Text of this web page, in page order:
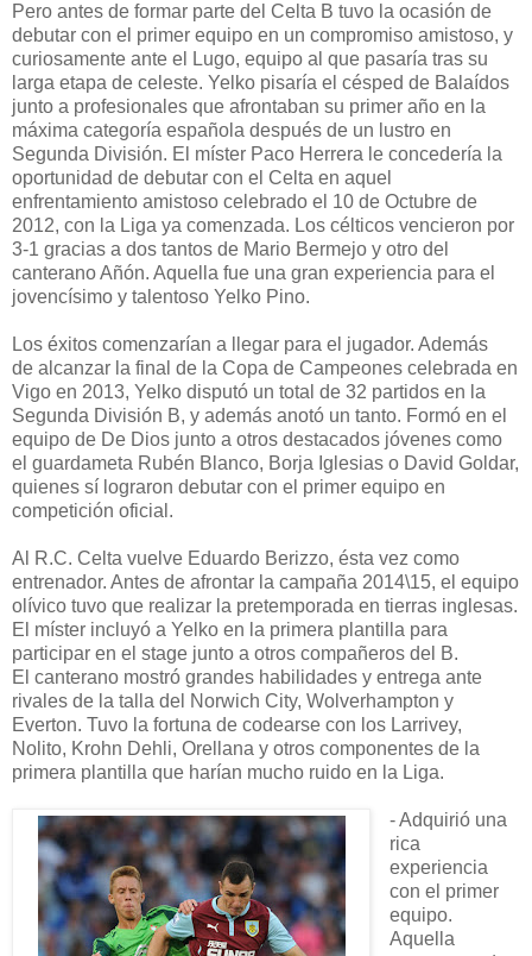
Pero antes de formar parte del Celta B tuvo la ocasión de
debutar con el primer equipo en un compromiso amistoso, y
curiosamente ante el Lugo, equipo al que pasaría tras su
larga etapa de celeste. Yelko pisaría el césped de Balaídos
junto a profesionales que afrontaban su primer año en la
máxima categoría española después de un lustro en
Segunda División. El míster Paco Herrera le concedería la
oportunidad de debutar con el Celta en aquel
enfrentamiento amistoso celebrado el 10 de Octubre de
2012, con la Liga ya comenzada. Los célticos vencieron por
3-1 gracias a dos tantos de Mario Bermejo y otro del
canterano Añón. Aquella fue una gran experiencia para el
jovencísimo y talentoso Yelko Pino.
Los éxitos comenzarían a llegar para el jugador. Además
de alcanzar la final de la Copa de Campeones celebrada en
Vigo en 2013, Yelko disputó un total de 32 partidos en la
Segunda División B, y además anotó un tanto. Formó en el
equipo de De Dios junto a otros destacados jóvenes como
el guardameta Rubén Blanco, Borja Iglesias o David Goldar,
quienes sí lograron debutar con el primer equipo en
competición oficial.
Al R.C. Celta vuelve Eduardo Berizzo, ésta vez como
entrenador. Antes de afrontar la campaña 2014\15, el equipo
olívico tuvo que realizar la pretemporada en tierras inglesas.
El míster incluyó a Yelko en la primera plantilla para
participar en el stage junto a otros compañeros del B.
El canterano mostró grandes habilidades y entrega ante
rivales de la talla del Norwich City, Wolverhampton y
Everton. Tuvo la fortuna de codearse con los Larrivey,
Nolito, Krohn Dehli, Orellana y otros componentes de la
primera plantilla que harían mucho ruido en la Liga.
- Adquirió una
rica
experiencia
con el primer
equipo.
Aquella